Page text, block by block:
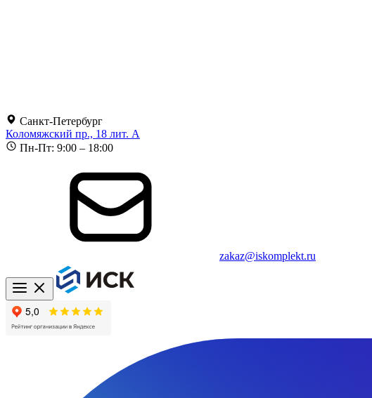
Санкт-Петербург
Коломяжский пр., 18 лит. А
Пн-Пт: 9:00 – 18:00
zakaz@iskomplekt.ru